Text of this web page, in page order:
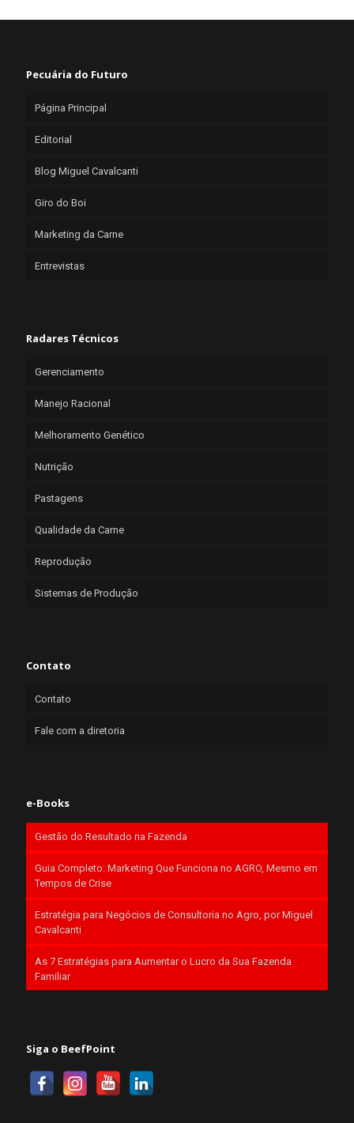
Pecuária do Futuro
Página Principal
Editorial
Blog Miguel Cavalcanti
Giro do Boi
Marketing da Carne
Entrevistas
Radares Técnicos
Gerenciamento
Manejo Racional
Melhoramento Genético
Nutrição
Pastagens
Qualidade da Carne
Reprodução
Sistemas de Produção
Contato
Contato
Fale com a diretoria
e-Books
Gestão do Resultado na Fazenda
Guia Completo: Marketing Que Funciona no AGRO, Mesmo em
Tempos de Crise
Estratégia para Negócios de Consultoria no Agro, por Miguel
Cavalcanti
As 7 Estratégias para Aumentar o Lucro da Sua Fazenda
Familiar
Siga o BeefPoint